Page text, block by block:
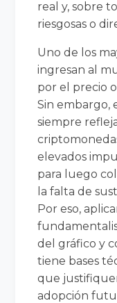
real y, sobre
riesgosas o
Uno de los
ingresan al
por el precio
Sin embargo,
siempre
elevados
para luego
la falta de
Por eso,
del gráfico y
tiene bases
que
adopción